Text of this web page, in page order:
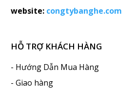
website: congtybanghe.com
HỖ TRỢ KHÁCH HÀNG
- Hướng Dẫn Mua Hàng
- Giao hàng